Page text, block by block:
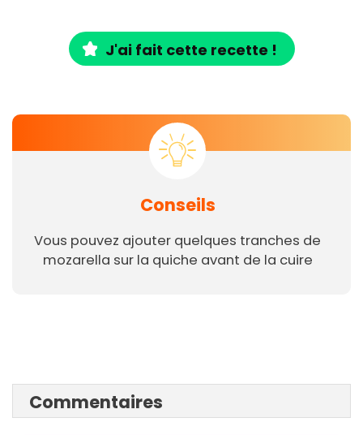
J'ai fait cette recette !
Conseils
Vous pouvez ajouter quelques tranches de
mozarella sur la quiche avant de la cuire
Commentaires